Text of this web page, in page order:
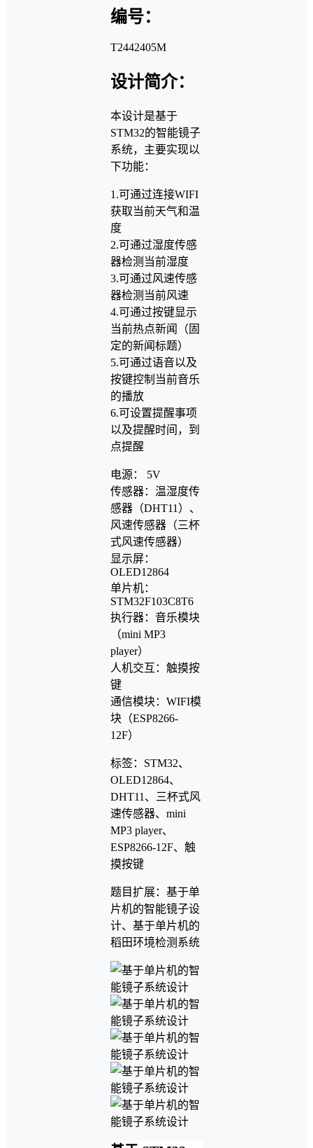
编号：
T2442405M
设计简介：
本设计是基于
STM32的智能镜子
系统，主要实现以
下功能：
1.可通过连接WIFI
获取当前天气和温
度
2.可通过湿度传感
器检测当前湿度
3.可通过风速传感
器检测当前风速
4.可通过按键显示
当前热点新闻（固
定的新闻标题）
5.可通过语音以及
按键控制当前音乐
的播放
6.可设置提醒事项
以及提醒时间，到
点提醒
电源： 5V
传感器：温湿度传
感器（DHT11）、
风速传感器（三杯
式风速传感器）
显示屏：
OLED12864
单片机：
STM32F103C8T6
执行器：音乐模块
（mini MP3
player）
人机交互：触摸按
键
通信模块：WIFI模
块（ESP8266-
12F）
标签：STM32、
OLED12864、
DHT11、三杯式风
速传感器、mini
MP3 player、
ESP8266-12F、触
摸按键
题目扩展：基于单
片机的智能镜子设
计、基于单片机的
稻田环境检测系统